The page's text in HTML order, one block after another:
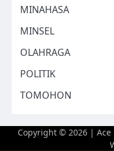
MINAHASA
MINSEL
OLAHRAGA
POLITIK
TOMOHON
Copyright © 2026 | Ace